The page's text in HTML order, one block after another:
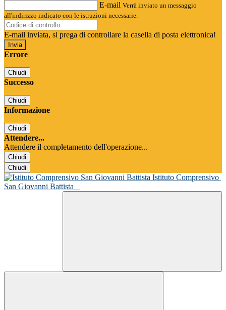
E-mail Verrà inviato un messaggio
all'indirizzo indicato con le istruzioni necessarie.
E-mail inviata, si prega di controllare la casella di posta elettronica!
Errore
Chiudi
Successo
Chiudi
Informazione
Chiudi
Attendere...
Attendere il completamento dell'operazione...
Chiudi
Chiudi
Istituto Comprensivo
San Giovanni Battista